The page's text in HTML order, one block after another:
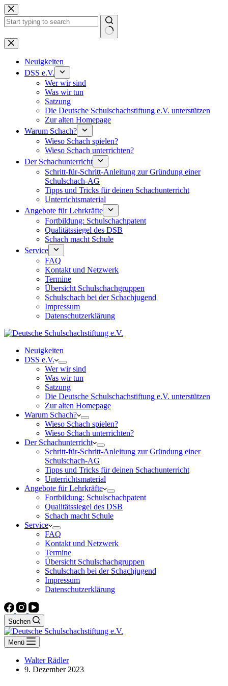
Keine
Ergebnisse
Neuigkeiten
DSS e.V.
Wer wir sind
Was wir tun
Satzung
Die Deutsche Schulschachstiftung e.V. unterstützen
Zur alten Homepage
Warum Schach?
Wieso Schach spielen?
Wieso Schach unterrichten?
Der Schachunterricht
Schritt-für-Schritt-Anleitung zur Gründung einer
Schulschach-AG
Tipps und Tricks für deinen Schachunterricht
Unterrichtsmaterial
Angebote für Lehrkräfte
Fortbildung: Schulschachpatent
Qualitätssiegel des DSB
Schach macht Schule
Service
FAQ
Kontakt und Netzwerk
Termine
Übersicht Schulschachgruppen
Schulschach bei der Schachjugend
Impressum
Datenschutzerklärung
Neuigkeiten
DSS e.V.
Wer wir sind
Was wir tun
Satzung
Die Deutsche Schulschachstiftung e.V. unterstützen
Zur alten Homepage
Warum Schach?
Wieso Schach spielen?
Wieso Schach unterrichten?
Der Schachunterricht
Schritt-für-Schritt-Anleitung zur Gründung einer
Schulschach-AG
Tipps und Tricks für deinen Schachunterricht
Unterrichtsmaterial
Angebote für Lehrkräfte
Fortbildung: Schulschachpatent
Qualitätssiegel des DSB
Schach macht Schule
Service
FAQ
Kontakt und Netzwerk
Termine
Übersicht Schulschachgruppen
Schulschach bei der Schachjugend
Impressum
Datenschutzerklärung
Suchen
Menü
Walter Rädler
9. Dezember 2023